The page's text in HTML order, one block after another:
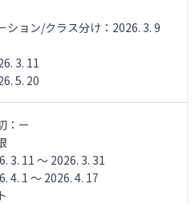
ション/クラス分け：2026. 3. 9
3. 11
5. 20
：ー
11 ～ 2026. 3. 31
1 ～ 2026. 4. 17